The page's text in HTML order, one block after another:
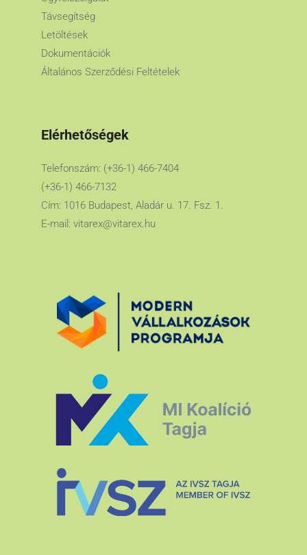
Távsegítség
Letöltések
Dokumentációk
Általános Szerződési Feltételek
Elérhetőségek
Telefonszám: (+36-1) 466-7404
(+36-1) 466-7132
Cím: 1016 Budapest, Aladár u. 17. Fsz. 1.
E-mail: vitarex@vitarex.hu